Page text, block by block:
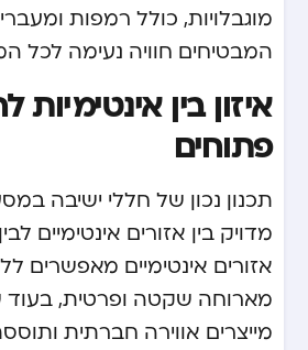
מוגבלויות, כולל רמפות
המבטיחים חוויה נעימה לכל
איזון בין אינטימיות
פתוחים
תכנון נכון של חללי ישיבה
מדויק בין אזורים אינטימיים
אזורים אינטימיים מאפשרים
מארוחה שקטה ופרטית, בעוד
מייצרים אווירה חברתית